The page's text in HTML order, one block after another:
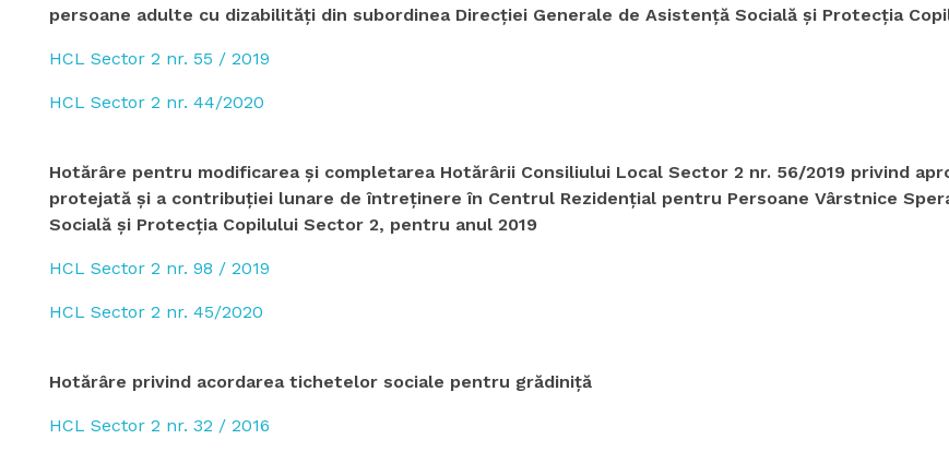
persoane adulte cu dizabilităţi din subordinea Direcţiei Generale de Asistenţă Socială şi Protecţia
HCL Sector 2 nr. 55 / 2019
HCL Sector 2 nr. 44/2020
Hotărâre pentru modificarea şi completarea Hotărârii Consiliului Local Sector 2 nr. 56/2019 privind
protejată şi a contribuţiei lunare de întreţinere în Centrul Rezidenţial pentru Persoane Vârstnice
Socială şi Protecţia Copilului Sector 2, pentru anul 2019
HCL Sector 2 nr. 98 / 2019
HCL Sector 2 nr. 45/2020
Hotărâre privind acordarea tichetelor sociale pentru grădiniță
HCL Sector 2 nr. 32 / 2016